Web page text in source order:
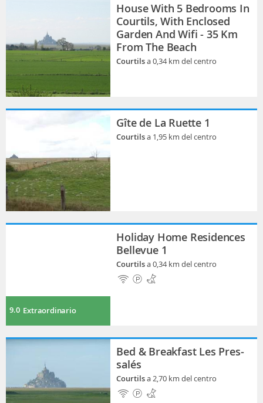
House With 5 Bedrooms In
Courtils, With Enclosed
Garden And Wifi - 35 Km
From The Beach
Courtilsa 0,34 km del centro
Gîte de La Ruette 1
Courtilsa 1,95 km del centro
9.0 Extraordinario
Holiday Home Residences
Bellevue 1
Courtilsa 0,34 km del centro
Bed & Breakfast Les Pres-
salés
Courtilsa 2,70 km del centro